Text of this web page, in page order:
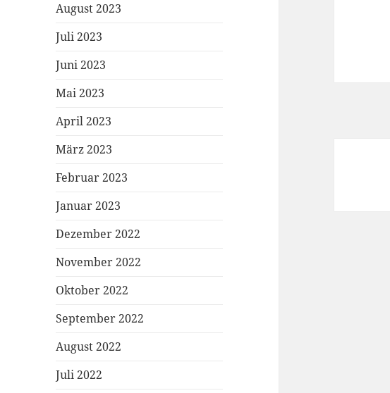
August 2023
Juli 2023
Juni 2023
Mai 2023
April 2023
März 2023
Februar 2023
Januar 2023
Dezember 2022
November 2022
Oktober 2022
September 2022
August 2022
Juli 2022